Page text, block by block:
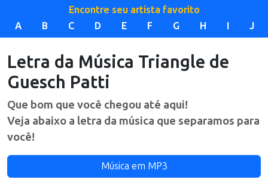
Encontre seu artista favorito
A
B C D E F G H I J
Letra da Música Triangle de
Guesch Patti
Que bom que você chegou até aqui!
Veja abaixo a letra da música que separamos para
você!
Música em MP3